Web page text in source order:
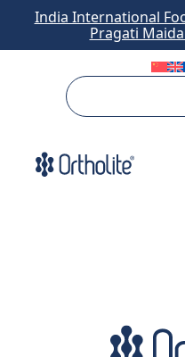
India International
Pragati